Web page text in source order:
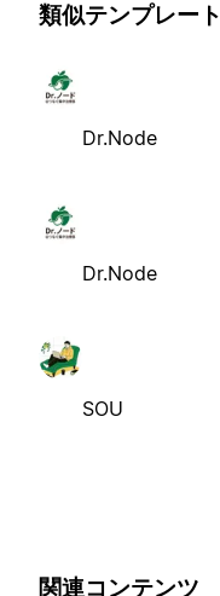
類似テンプレート
Dr.Node
Dr.Node
SOU
関連コンテンツ